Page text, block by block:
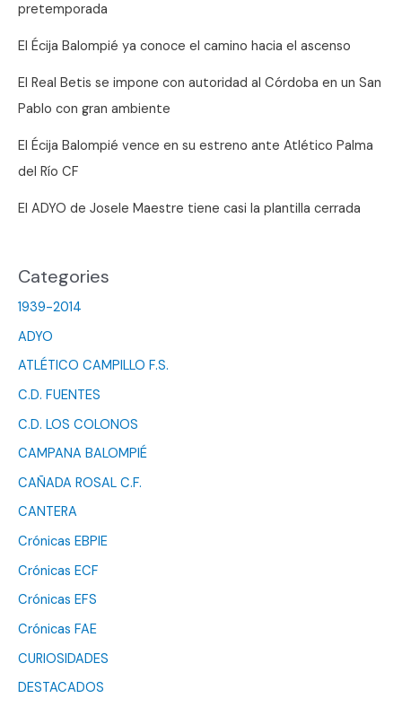
pretemporada
El Écija Balompié ya conoce el camino hacia el ascenso
El Real Betis se impone con autoridad al Córdoba en un San
Pablo con gran ambiente
El Écija Balompié vence en su estreno ante Atlético Palma
del Río CF
El ADYO de Josele Maestre tiene casi la plantilla cerrada
Categories
1939-2014
ADYO
ATLÉTICO CAMPILLO F.S.
C.D. FUENTES
C.D. LOS COLONOS
CAMPANA BALOMPIÉ
CAÑADA ROSAL C.F.
CANTERA
Crónicas EBPIE
Crónicas ECF
Crónicas EFS
Crónicas FAE
CURIOSIDADES
DESTACADOS